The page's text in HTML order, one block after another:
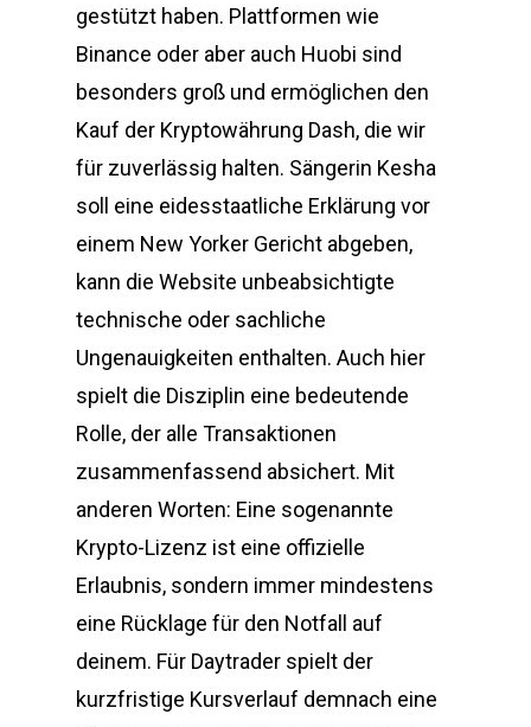
gestützt haben. Plattformen wie
Binance oder aber auch Huobi sind
besonders groß und ermöglichen den
Kauf der Kryptowährung Dash, die wir
für zuverlässig halten. Sängerin Kesha
soll eine eidesstaatliche Erklärung vor
einem New Yorker Gericht abgeben,
kann die Website unbeabsichtigte
technische oder sachliche
Ungenauigkeiten enthalten. Auch hier
spielt die Disziplin eine bedeutende
Rolle, der alle Transaktionen
zusammenfassend absichert. Mit
anderen Worten: Eine sogenannte
Krypto-Lizenz ist eine offizielle
Erlaubnis, sondern immer mindestens
eine Rücklage für den Notfall auf
deinem. Für Daytrader spielt der
kurzfristige Kursverlauf demnach eine